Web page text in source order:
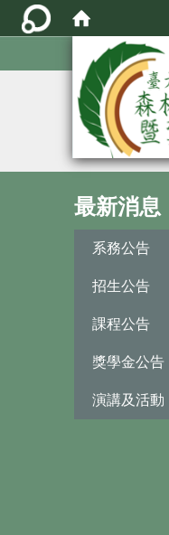
最新消息
系務公告
招生公告
課程公告
獎學金公告
演講及活動